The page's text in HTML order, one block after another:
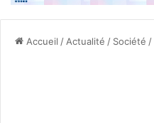
Accueil / Actualité / Société /